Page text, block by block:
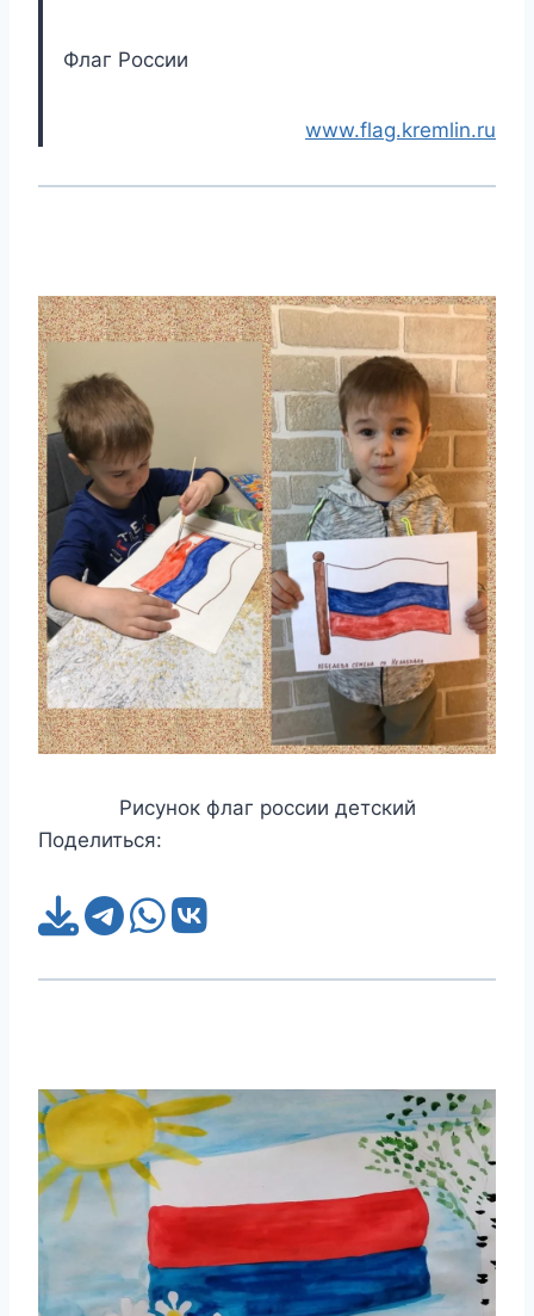
Флаг России
www.flag.kremlin.ru
Рисунок флаг россии детский
Поделиться: